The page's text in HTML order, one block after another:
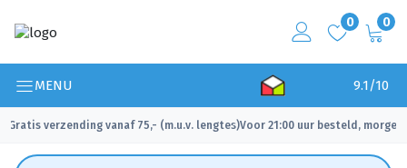
0 0
MENU 9.1/10
Gratis verzending vanaf 75,- (m.u.v. lengtes)
✓ Voor 21:00 uur besteld, morgen